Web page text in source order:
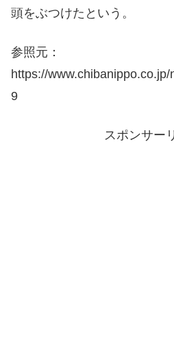
頭をぶつけたという。
参照元：
https://
9
スポンサー